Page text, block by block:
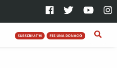
SUBSCRIU-T'HI FES UNA DONACIÓ